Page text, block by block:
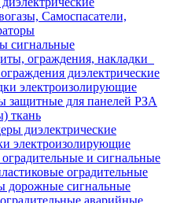
Самоспасатели,
сигнальные
ограждения, накладки
диэлектрические
электроизолирующие
для панелей РЗА
ткань
диэлектрические
электроизолирующие
и сигнальные
оградительные
дорожные сигнальные
аварийные